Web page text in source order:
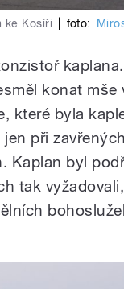
ke Kosíři foto:
konat
které byla
při
Kaplan byl
tak